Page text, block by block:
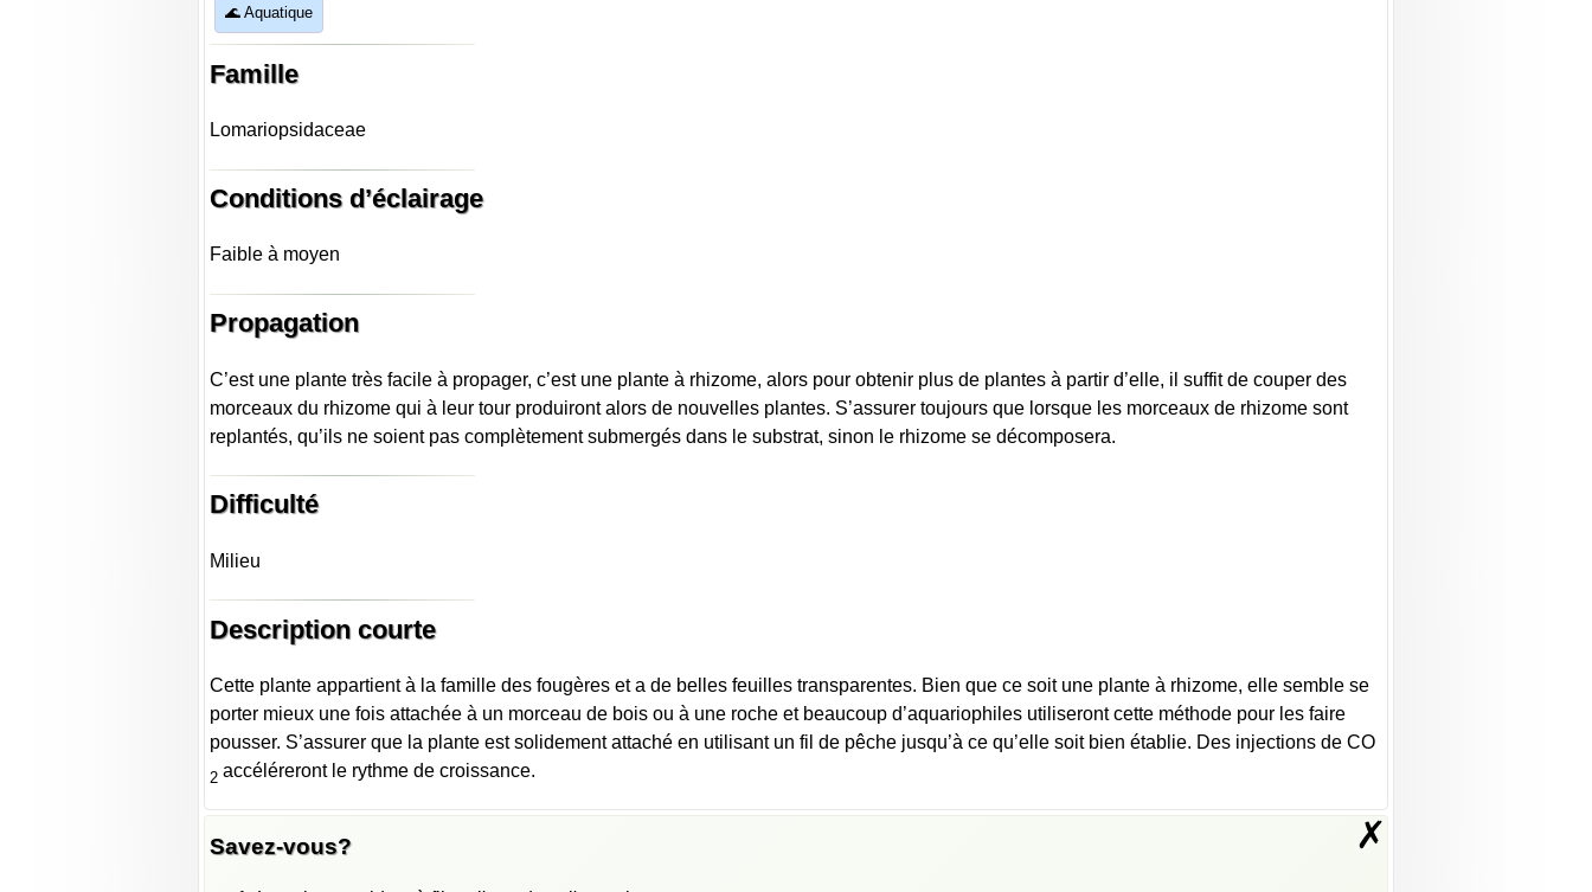
🌊 Aquatique
Famille
Lomariopsidaceae
Conditions d’éclairage
Faible à moyen
Propagation
C’est une plante très facile à propager, c’est une plante à rhizome, alors pour obtenir plus de plantes à partir d’elle, il suffit de couper des
morceaux du rhizome qui à leur tour produiront alors de nouvelles plantes. S’assurer toujours que lorsque les morceaux de rhizome sont
replantés, qu’ils ne soient pas complètement submergés dans le substrat, sinon le rhizome se décomposera.
Difficulté
Milieu
Description courte
Cette plante appartient à la famille des fougères et a de belles feuilles transparentes. Bien que ce soit une plante à rhizome, elle semble se
porter mieux une fois attachée à un morceau de bois ou à une roche et beaucoup d’aquariophiles utiliseront cette méthode pour les faire
pousser. S’assurer que la plante est solidement attaché en utilisant un fil de pêche jusqu’à ce qu’elle soit bien établie. Des injections de CO
2 accéléreront le rythme de croissance.
✗
Savez-vous?